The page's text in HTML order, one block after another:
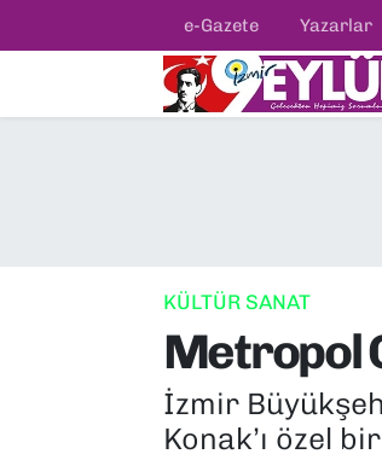
e-Gazete Yazarlar
KÜLTÜR SANAT
Metropol
İzmir
Konak’ı özel
Resmi İlanlar
EKONOMİ
KÜLTÜR SANAT
Konak Nöbetçi Eczaneler
Tüm Manşetler
Son Dakika Haberleri